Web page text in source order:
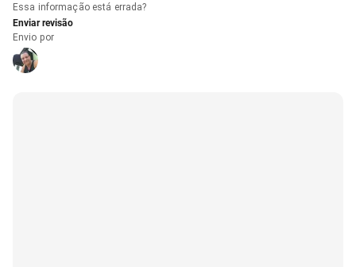
Essa informação está errada?
Enviar revisão
Envio por